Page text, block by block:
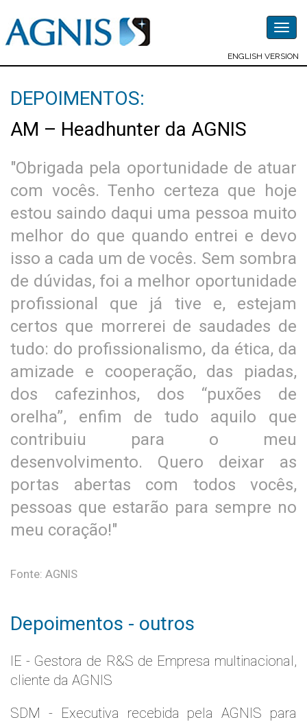
ENGLISH VERSION
DEPOIMENTOS:
AM – Headhunter da AGNIS
"Obrigada pela oportunidade de atuar
com vocês. Tenho certeza que hoje
estou saindo daqui uma pessoa muito
melhor do que quando entrei e devo
isso a cada um de vocês. Sem sombra
de dúvidas, foi a melhor oportunidade
profissional que já tive e, estejam
certos que morrerei de saudades de
tudo: do profissionalismo, da ética, da
amizade e cooperação, das piadas,
dos cafezinhos, dos “puxões de
orelha”, enfim de tudo aquilo que
contribuiu para o meu
desenvolvimento. Quero deixar as
portas abertas com todos vocês,
pessoas que estarão para sempre no
meu coração!"
Fonte: AGNIS
Depoimentos - outros
IE - Gestora de R&S de Empresa multinacional,
cliente da AGNIS
SDM - Executiva recebida pela AGNIS para